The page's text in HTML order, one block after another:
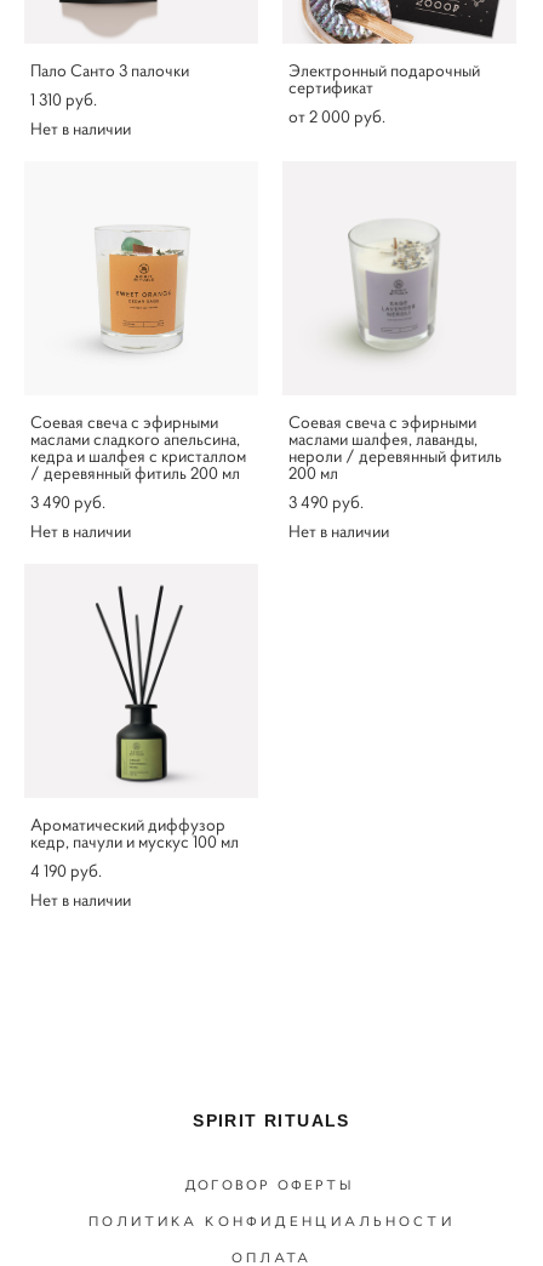
Пало Санто 3 палочки
1 310 pуб.
Нет в наличии
Электронный подарочный
сертификат
от 2 000 pуб.
Соевая свеча с эфирными
маслами сладкого апельсина,
кедра и шалфея с кристаллом
/ деревянный фитиль 200 мл
3 490 pуб.
Нет в наличии
Соевая свеча с эфирными
маслами шалфея, лаванды,
нероли / деревянный фитиль
200 мл
3 490 pуб.
Нет в наличии
Ароматический диффузор
кедр, пачули и мускус 100 мл
4 190 pуб.
Нет в наличии
SPIRIT RITUALS
ДОГОВОР ОФЕРТЫ
ПОЛИТИКА КОНФИДЕНЦИАЛЬНОСТИ
ОПЛАТА